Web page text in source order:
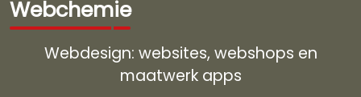
Webchemie
Webdesign: websites, webshops en
maatwerk apps